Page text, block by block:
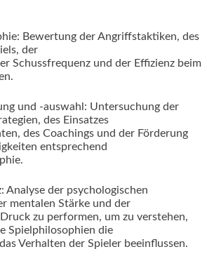
Bewertung der Angriffstaktiken, des
der
Schussfrequenz und der Effizienz beim
und -auswahl: Untersuchung der
des Einsatzes
des Coachings und der Förderung
entsprechend
Analyse der psychologischen
mentalen Stärke und der
zu performen, um zu verstehen,
Spielphilosophien die
Verhalten der Spieler beeinflussen.